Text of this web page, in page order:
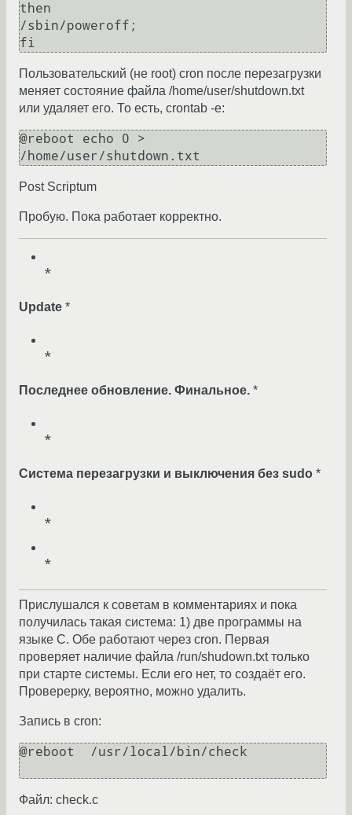
then
/sbin/poweroff;
Пользовательский (не root) cron после перезагрузки
меняет состояние файла /home/user/shutdown.txt
или удаляет его. То есть, crontab -e:
@reboot echo 0 >
Post Scriptum
Пробую. Пока работает корректно.
Update *
Последнее обновление. Финальное. *
Система перезагрузки и выключения без sudo *
Прислушался к советам в комментариях и пока
получилась такая система: 1) две программы на
языке C. Обе работают через cron. Первая
проверяет наличие файла /run/shudown.txt только
при старте системы. Если его нет, то создаёт его.
Проверерку, вероятно, можно удалить.
Запись в cron:
@reboot  /usr/local/bin/check
Файл: check.c